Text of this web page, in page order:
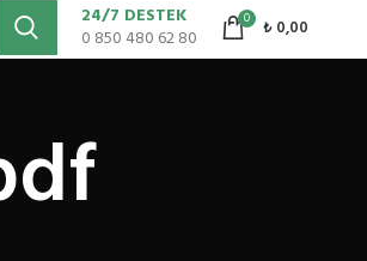
24/7 DESTEK
0 850 480 62 80
0 ₺0,00